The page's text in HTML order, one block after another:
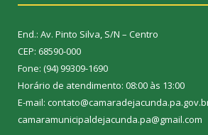
End.: Av. Pinto Silva, S/N – Centro
CEP: 68590-000
Fone: (94) 99309-1690
Horário de atendimento: 08:00 às 13:00
E-mail:
camaramunicipaldejacunda.pa@gmail.com